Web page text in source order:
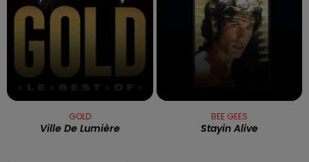
GOLD
Ville De Lumière
BEE GEES
Stayin Alive